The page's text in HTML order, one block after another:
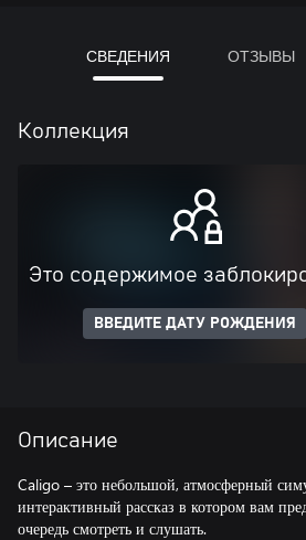
СВЕДЕНИЯ ОТЗЫВЫ
Коллекция
Это содержимое
ВВЕДИТЕ ДАТУ РОЖДЕНИЯ
Описание
Caligo – это небольшой, атмосферный
интерактивный рассказ в котором вам
очередь смотреть и слушать.